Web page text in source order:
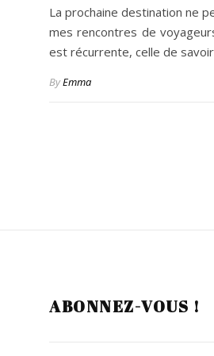
La prochaine destination ne
mes rencontres de
est récurrente, celle de
ByEmma
ABONNEZ-VOUS !